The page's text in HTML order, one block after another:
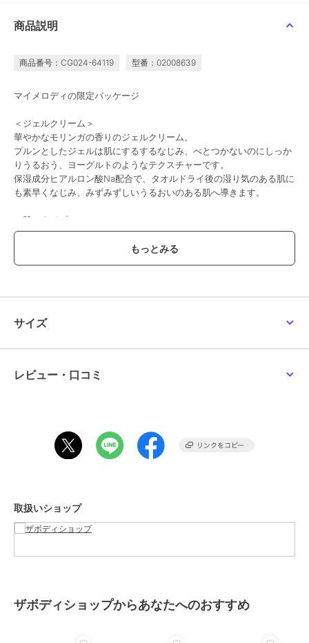
商品説明
商品番号：CG024-64119 型番：02008639
マイメロディの限定パッケージ
＜ジェルクリーム＞
華やかなモリンガの香りのジェルクリーム。
プルンとしたジェルは肌にするするなじみ、べとつかないのにしっか
りうるおう、ヨーグルトのようなテクスチャーです。
保湿成分ヒアルロン酸Na配合で、タオルドライ後の湿り気のある肌に
も素早くなじみ、みずみずしいうるおいのある肌へ導きます。
＜肌のタイプ＞
すべての肌
－コミュニティフェアトレード原料－
スペイン産アーモンドエキス(整肌成分)
た商品。
100%リサイクル可能な容器は、インドのプラスチックフォーチェン
ジ社のコミュニティフェアトレード再生プラスチックを使用。
＜ご使用方法＞
適量をやさしくマッサージするように肌になじませてください。
ブランド ザボディショップ
サイズ
レビュー・口コミ
取扱いショップ
ザボディショップからあなたへのおすすめ